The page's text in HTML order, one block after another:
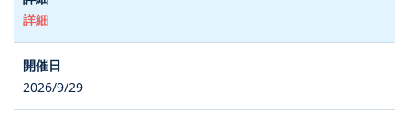
詳細
2026/9/29